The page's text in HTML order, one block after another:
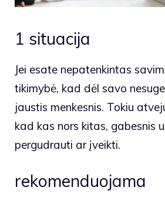
1 situacija
Jei esate nepatenkintas
tikimybė, kad dėl savo
jaustis menkesnis. Tokiu
kad kas nors kitas, gabesnis
pergudrauti ar įveikti.
rekomenduojama